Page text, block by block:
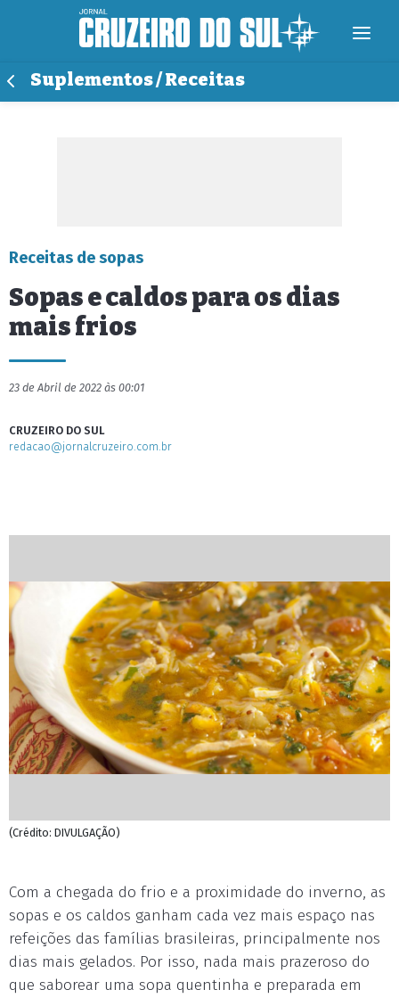
Suplementos / Receitas
Receitas de sopas
Sopas e caldos para os dias
mais frios
23 de Abril de 2022 às 00:01
CRUZEIRO DO SUL
redacao@jornalcruzeiro.com.br
(Crédito: DIVULGAÇÃO)
Com a chegada do frio e a proximidade do inverno, as
sopas e os caldos ganham cada vez mais espaço nas
refeições das famílias brasileiras, principalmente nos
dias mais gelados. Por isso, nada mais prazeroso do
que saborear uma sopa quentinha e preparada em